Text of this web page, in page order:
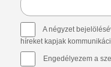
A négyzet
híreket kapjak
Engedélyezem a